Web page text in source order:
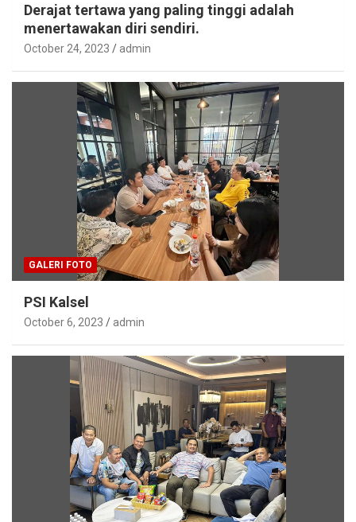
Derajat tertawa yang paling tinggi adalah
menertawakan diri sendiri.
October 24, 2023 admin
GALERI FOTO
PSI Kalsel
October 6, 2023 admin